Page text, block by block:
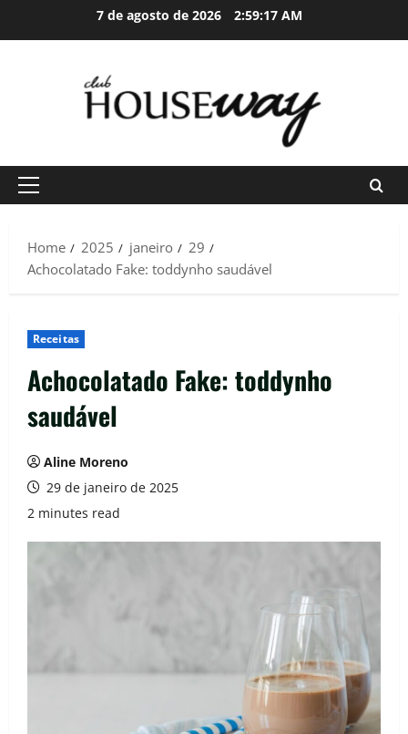
7 de agosto de 2026 2:59:18 AM
Primary
Home
2025 janeiro
29
Achocolatado Fake: toddynho saudável
Receitas
Achocolatado Fake: toddynho
saudável
Aline Moreno
29 de janeiro de 2025
2 minutes read